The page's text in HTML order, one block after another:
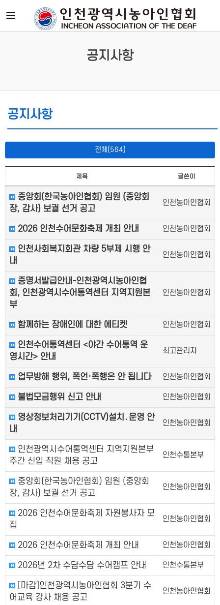
공지사항
공지사항
전체(564)
제목 글쓴이
중앙회(한국농아인협회) 임원 (중앙회
장, 감사) 보궐 선거 공고
인천농아인협회
2026 인천수어문화축제 개최 안내 인천농아인협회
인천사회복지회관 차량 5부제 시행 안
내
인천농아인협회
증명서발급안내-인천광역시농아인협
회, 인천광역시수어통역센터 지역지원본
부
인천농아인협회
함께하는 장애인에 대한 에티켓 인천농아인협회
인천수어통역센터 <야간 수어통역 운
영시간> 안내
최고관리자
업무방해 행위, 폭언·폭행은 안 됩니다 인천농아인협회
불법모금행위 신고 안내 인천농아인협회
영상정보처리기기(CCTV)설치․운영 안
내
인천농아인협회
인천광역시수어통역센터 지역지원본부
주간 신입 직원 채용 공고
인천수통본부
중앙회(한국농아인협회) 임원 (중앙회
장, 감사) 보궐 선거 공고
인천농아인협회
2026 인천수어문화축제 자원봉사자 모
집
인천농아인협회
2026 인천수어문화축제 개최 안내 인천농아인협회
2026년 2차 수담수담 수어캠프 안내 인천수통본부
[마감]인천광역시농아인협회 3분기 수
어교육 강사 채용 공고
인천농아인협회